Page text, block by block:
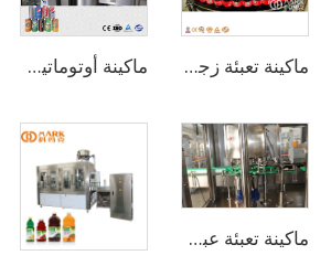
ماكينة تعبئة زجاجات البولي إيثيلين تيرفثالات (PET) للمشروبات الغازية والمياه الفوارة بسعة 12000 زجاجة في الساعة ماكينة أوتوماتيكية لتعبئة وغلق علب الألمنيوم للبيرة الحرفية والمشروبات والعصائر بسعة 330 مل و3000 علبة في الساعة / خط تعبئة البيرة
ماكينة تعبئة عبوات الألمنيوم أو العبوات البلاستيكية للمشروبات الغازية الرائجة بسعة 1000-2000 عبوة/ساعة